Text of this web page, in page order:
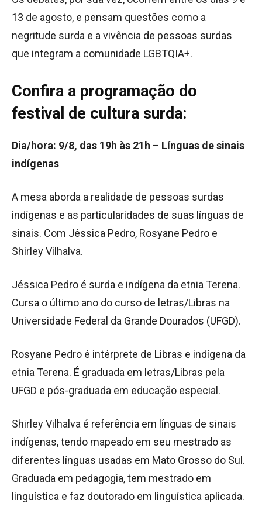
13 de agosto, e pensam questões como a
negritude surda e a vivência de pessoas surdas
que integram a comunidade LGBTQIA+.
Confira a programação do
festival de cultura surda:
Dia/hora: 9/8, das 19h às 21h – Línguas de sinais
indígenas
A mesa aborda a realidade de pessoas surdas
indígenas e as particularidades de suas línguas de
sinais. Com Jéssica Pedro, Rosyane Pedro e
Shirley Vilhalva.
Jéssica Pedro é surda e indígena da etnia Terena.
Cursa o último ano do curso de letras/Libras na
Universidade Federal da Grande Dourados (UFGD).
Rosyane Pedro é intérprete de Libras e indígena da
etnia Terena. É graduada em letras/Libras pela
UFGD e pós-graduada em educação especial.
Shirley Vilhalva é referência em línguas de sinais
indígenas, tendo mapeado em seu mestrado as
diferentes línguas usadas em Mato Grosso do Sul.
Graduada em pedagogia, tem mestrado em
linguística e faz doutorado em linguística aplicada.